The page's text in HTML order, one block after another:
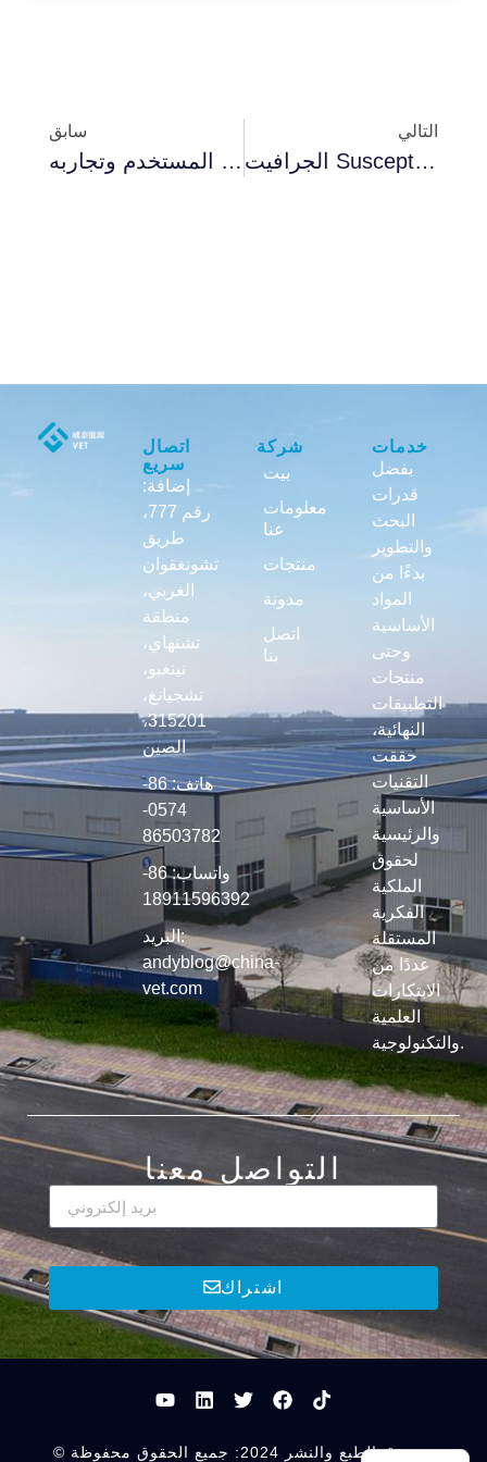
سابق
هل طلاءات كربيد السيليكون تستحق العناء؟ مراجعات المستخدم وتجاربه
التالي
الجرافيت Susceptor السحري يصنع الرقائق بدقة
اتصال
سريع
إضافة:
رقم 777،
طريق
تشونغقوان
الغربي،
منطقة
تشنهاي،
نينغبو،
تشجيانغ،
315201،
الصين
هاتف: 86-
0574-
واتساب: 86-
18911596392
البريد:
andyblog@china-
vet.com
شركة
بيت
معلومات
عنا
منتجات
مدونة
اتصل
بنا
خدمات
بفضل
قدرات
البحث
والتطوير
بدءًا من
المواد
الأساسية
وحتى
منتجات
التطبيقات
النهائية،
حققت
التقنيات
الأساسية
والرئيسية
لحقوق
الملكية
الفكرية
المستقلة
عددًا من
الابتكارات
العلمية
والتكنولوجية.
التواصل معنا
اشتراك
© حقوق الطبع والنشر 2024: جميع الحقوق محفوظة.